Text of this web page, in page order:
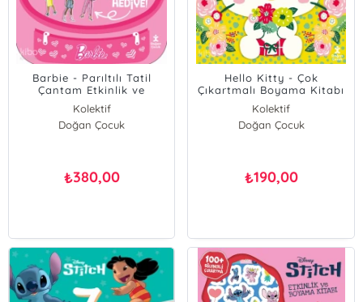
Barbie - Parıltılı Tatil
Çantam Etkinlik ve
Boyama Kitabı
Kolektif
Doğan Çocuk
₺380,00
Hello Kitty - Çok
Çıkartmalı Boyama Kitabı
Kolektif
Doğan Çocuk
₺190,00